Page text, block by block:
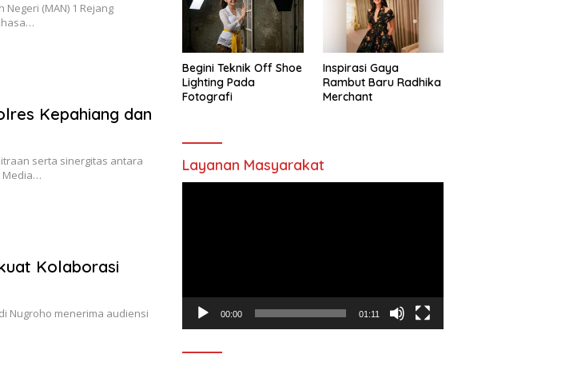
(MAN) 1 Rejang
Kepahiang dan
serta sinergitas antara
Media…
Kolaborasi
Nugroho menerima audiensi
Begini Teknik Off Shoe
Lighting Pada
Fotografi
Inspirasi Gaya
Rambut Baru Radhika
Merchant
Layanan Masyarakat
00:00 01:11